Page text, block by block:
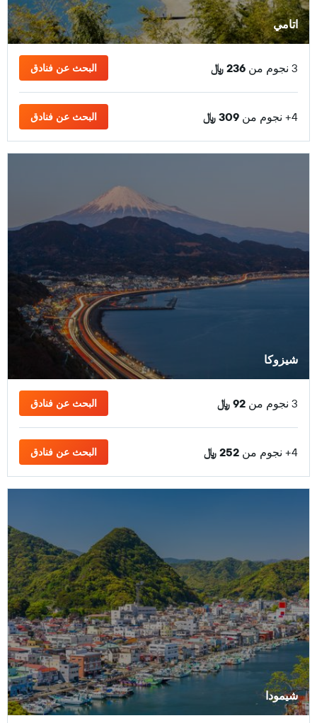
اتامي
3 نجوم من 236 ﷼ البحث عن فنادق
4+ نجوم من 309 ﷼ البحث عن فنادق
شيزوكا
3 نجوم من 92 ﷼ البحث عن فنادق
4+ نجوم من 252 ﷼ البحث عن فنادق
شيمودا